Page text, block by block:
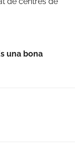
una bona